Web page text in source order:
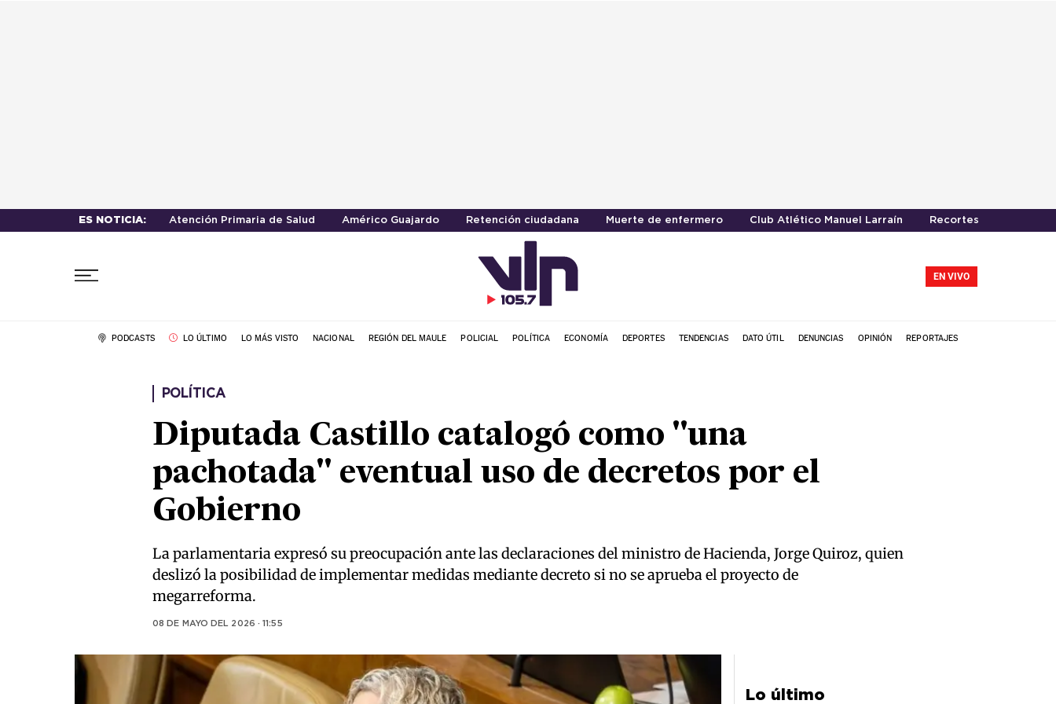
ES NOTICIA: Atención Primaria de Salud Américo Guajardo Retención ciudadana Muerte de enfermero Club Atlético Manuel Larraín Recortes
EN VIVO
PODCASTS LO ÚLTIMO LO MÁS VISTO NACIONAL REGIÓN DEL MAULE POLICIAL POLÍTICA ECONOMÍA DEPORTES TENDENCIAS DATO ÚTIL DENUNCIAS OPINIÓN REPORTAJES
POLÍTICA
Diputada Castillo catalogó como "una
pachotada" eventual uso de decretos por el
Gobierno
La parlamentaria expresó su preocupación ante las declaraciones del ministro de Hacienda, Jorge Quiroz, quien
deslizó la posibilidad de implementar medidas mediante decreto si no se aprueba el proyecto de
megarreforma.
08 DE MAYO DEL 2026 · 11:55
Lo último